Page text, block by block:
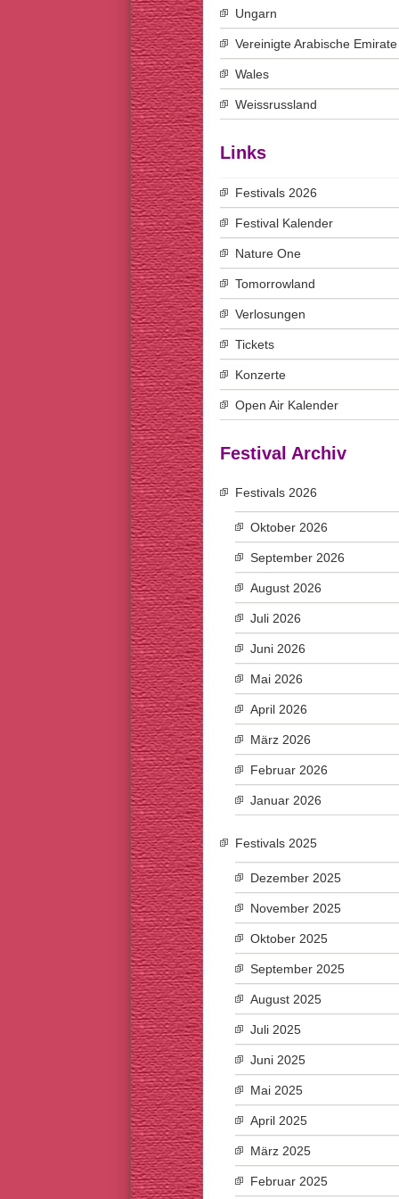
Ungarn
Vereinigte Arabische Emirate
Wales
Weissrussland
Links
Festivals 2026
Festival Kalender
Nature One
Tomorrowland
Verlosungen
Tickets
Konzerte
Open Air Kalender
Festival Archiv
Festivals 2026
Oktober 2026
September 2026
August 2026
Juli 2026
Juni 2026
Mai 2026
April 2026
März 2026
Februar 2026
Januar 2026
Festivals 2025
Dezember 2025
November 2025
Oktober 2025
September 2025
August 2025
Juli 2025
Juni 2025
Mai 2025
April 2025
März 2025
Februar 2025